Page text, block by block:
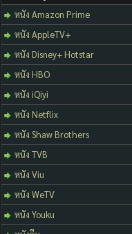
หนัง Amazon Prime
หนัง AppleTV+
หนัง Disney+ Hotstar
หนัง HBO
หนัง iQiyi
หนัง Netflix
หนัง Shaw Brothers
หนัง TVB
หนัง Viu
หนัง WeTV
หนัง Youku